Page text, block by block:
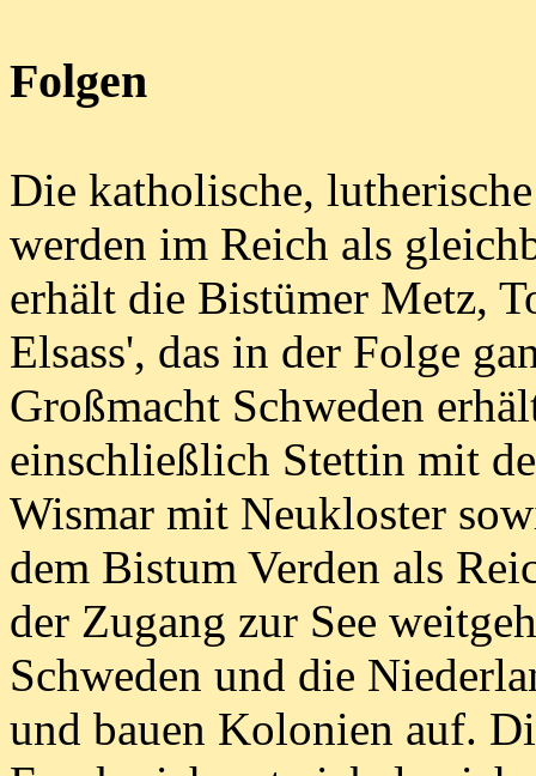
Folgen
Die katholische,
werden im Reich als
erhält die Bistümer Metz,
Elsass', das in der Folge
Großmacht Schweden
einschließlich Stettin mit
Wismar mit Neukloster
dem Bistum Verden als
der Zugang zur See
Schweden und die
und bauen Kolonien auf.